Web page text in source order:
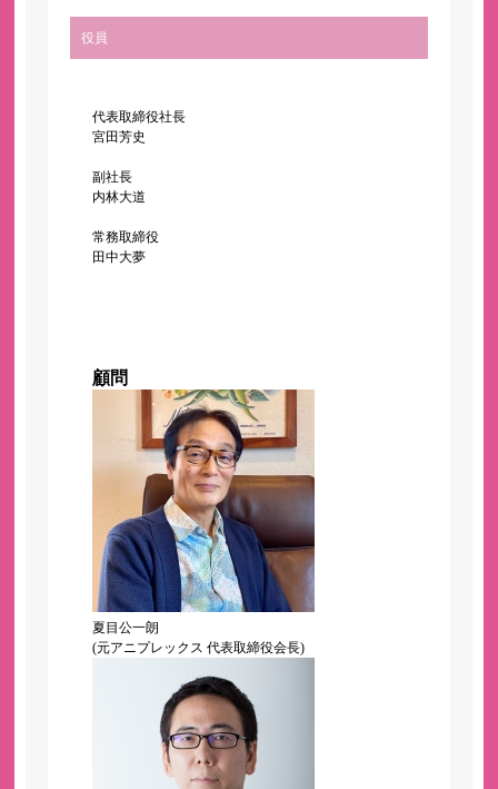
役員
代表取締役社長
宮田芳史
副社長
内林大道
常務取締役
田中大夢
顧問
夏目公一朗
(元アニプレックス 代表取締役会長)